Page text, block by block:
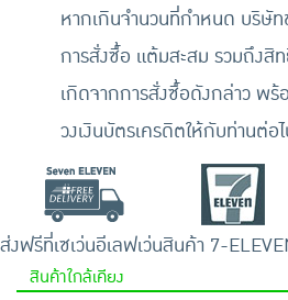
หากเกินจำนวนที่กำหนด บริษั
การสั่งซื้อ แต้มสะสม รวมถึงสิ
เกิดจากการสั่งซื้อดังกล่าว พร้
วงเงินบัตรเครดิตให้กับท่านต่อ
ส่งฟรีที่เซเว่นอีเลฟเว่นสินค้า 7-
สินค้าใกล้เคียง